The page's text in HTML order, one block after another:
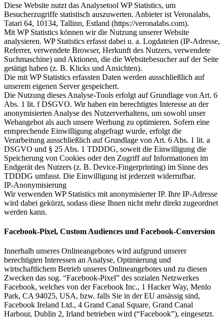
Diese Website nutzt das Analysetool WP Statistics, um
Besucherzugriffe statistisch auszuwerten. Anbieter ist Veronalabs,
Tatari 64, 10134, Tallinn, Estland (https://veronalabs.com).
Mit WP Statistics können wir die Nutzung unserer Website
analysieren. WP Statistics erfasst dabei u. a. Logdateien (IP-Adresse,
Referrer, verwendete Browser, Herkunft des Nutzers, verwendete
Suchmaschine) und Aktionen, die die Websitebesucher auf der Seite
getätigt haben (z. B. Klicks und Ansichten).
Die mit WP Statistics erfassten Daten werden ausschließlich auf
unserem eigenen Server gespeichert.
Die Nutzung dieses Analyse-Tools erfolgt auf Grundlage von Art. 6
Abs. 1 lit. f DSGVO. Wir haben ein berechtigtes Interesse an der
anonymisierten Analyse des Nutzerverhaltens, um sowohl unser
Webangebot als auch unsere Werbung zu optimieren. Sofern eine
entsprechende Einwilligung abgefragt wurde, erfolgt die
Verarbeitung ausschließlich auf Grundlage von Art. 6 Abs. 1 lit. a
DSGVO und § 25 Abs. 1 TDDDG, soweit die Einwilligung die
Speicherung von Cookies oder den Zugriff auf Informationen im
Endgerät des Nutzers (z. B. Device-Fingerprinting) im Sinne des
TDDDG umfasst. Die Einwilligung ist jederzeit widerrufbar.
IP-Anonymisierung
Wir verwenden WP Statistics mit anonymisierter IP. Ihre IP-Adresse
wird dabei gekürzt, sodass diese Ihnen nicht mehr direkt zugeordnet
werden kann.
Facebook-Pixel, Custom Audiences und Facebook-Conversion
Innerhalb unseres Onlineangebotes wird aufgrund unserer
berechtigten Interessen an Analyse, Optimierung und
wirtschaftlichem Betrieb unseres Onlineangebotes und zu diesen
Zwecken das sog. “Facebook-Pixel” des sozialen Netzwerkes
Facebook, welches von der Facebook Inc., 1 Hacker Way, Menlo
Park, CA 94025, USA, bzw. falls Sie in der EU ansässig sind,
Facebook Ireland Ltd., 4 Grand Canal Square, Grand Canal
Harbour, Dublin 2, Irland betrieben wird (“Facebook”), eingesetzt.